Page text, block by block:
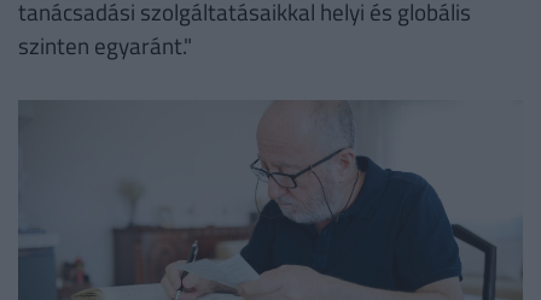
tanácsadási szolgáltatásaikkal helyi és globális
szinten egyaránt."